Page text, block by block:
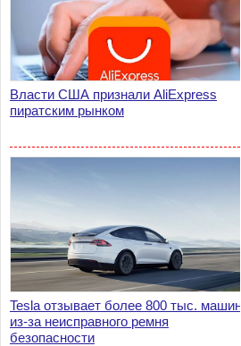
Власти США признали AliExpress
пиратским рынком
Tesla отзывает более 800 тыс. машин
из-за неисправного ремня
безопасности